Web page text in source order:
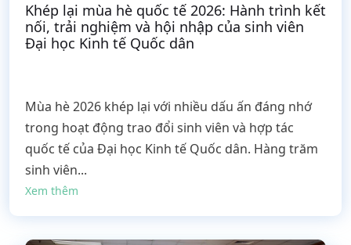
Khép lại mùa hè quốc tế 2026: Hành trình kết
nối, trải nghiệm và hội nhập của sinh viên
Đại học Kinh tế Quốc dân
Mùa hè 2026 khép lại với nhiều dấu ấn đáng nhớ
trong hoạt động trao đổi sinh viên và hợp tác
quốc tế của Đại học Kinh tế Quốc dân. Hàng trăm
sinh viên...
Xem thêm